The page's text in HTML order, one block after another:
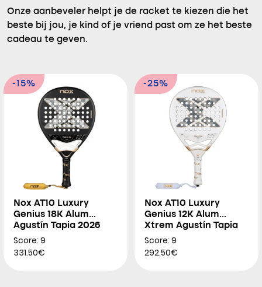
Onze aanbeveler helpt je de racket te kiezen die het
beste bij jou, je kind of je vriend past om ze het beste
cadeau te geven.
-15%
Nox AT10 Luxury
Genius 18K Alum
Agustín Tapia 2026
Score: 9
331.50€
-25%
Nox AT10 Luxury
Genius 12K Alum
Xtrem Agustín Tapia
2026
Score: 9
292.50€